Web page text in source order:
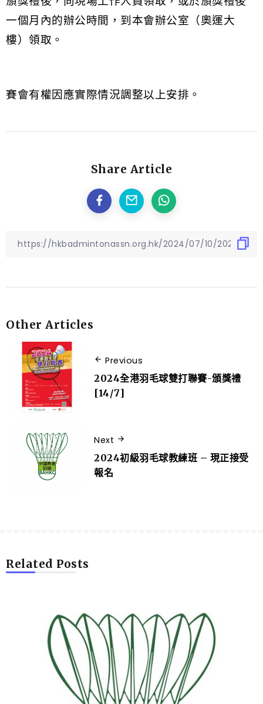
一個月內的辦公時間，到本會辦公室（奧運大
樓）領取。
賽會有權因應實際情況調整以上安排。
Share Article
Other Articles
Previous
2024全港羽毛球雙打聯賽-頒獎禮
[14/7]
Next
2024初級羽毛球教練班 – 現正接受
報名
Related Posts